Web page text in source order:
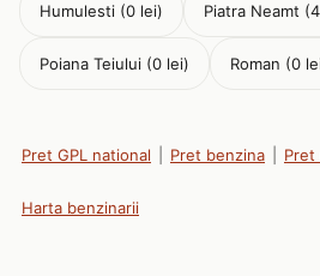
Humulesti (0 lei) Piatra Neamt
Poiana Teiului (0 lei) Roman (0
Pret GPL national Pret benzina Pret
Harta benzinarii